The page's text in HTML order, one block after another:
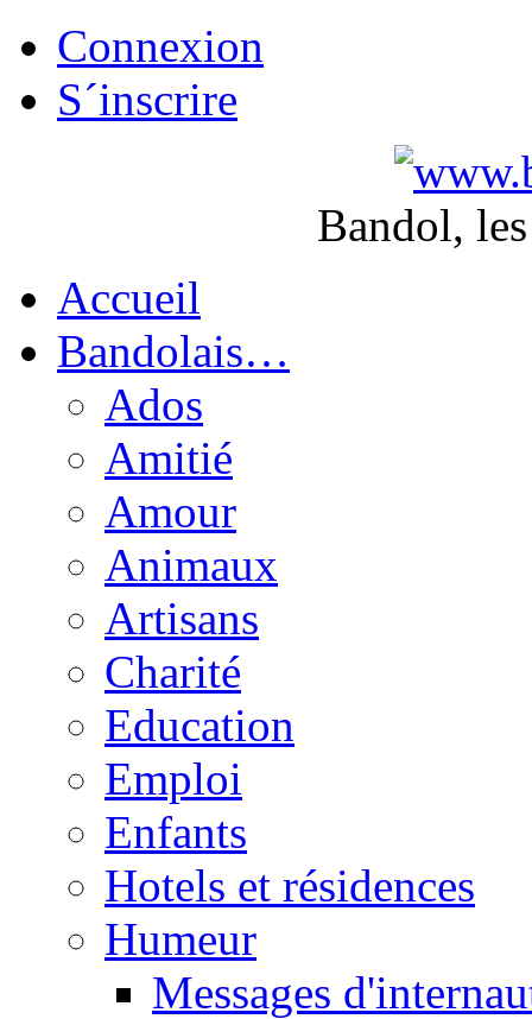
Connexion
S´inscrire
Bandol,
Accueil
Bandolais…
Ados
Amitié
Amour
Animaux
Artisans
Charité
Education
Emploi
Enfants
Hotels et résidences
Humeur
Messages